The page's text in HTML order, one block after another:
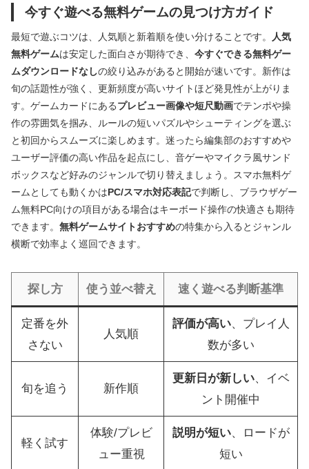
今すぐ遊べる無料ゲームの見つけ方ガイド
最短で遊ぶコツは、人気順と新着順を使い分けることです。
人気
無料ゲームは安定した面白さが期待でき、 今すぐできる無料ゲー
ムダウンロードなしの絞り込みがあると開始が速いです。新作は
旬の話題性が強く、更新頻度が高いサイトほど発見性が上がりま
す。ゲームカードにあるプレビュー画像や短尺動画でテンポや操
作の雰囲気を掴み、ルールの短いパズルやシューティングを選ぶ
と初回からスムーズに楽しめます。迷ったら編集部のおすすめや
ユーザー評価の高い作品を起点にし、音ゲーやマイクラ風サンド
ボックスなど好みのジャンルで切り替えましょう。スマホ無料ゲ
ームとしても動くかはPC/スマホ対応表記で判断し、ブラウザゲー
ム無料PC向けの項目がある場合はキーボード操作の快適さも期待
できます。 無料ゲームサイトおすすめの特集から入るとジャンル
横断で効率よく巡回できます。
探し方 使う並べ替え 速く遊べる判断基準
定番を外
さない
人気順
評価が高い、プレイ人
数が多い
旬を追う 新作順
更新日が新しい、イベ
ント開催中
軽く試す
体験/プレビ
ュー重視
説明が短い、ロードが
短い